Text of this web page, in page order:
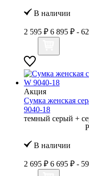
В наличии
2 595 ₽ 6 895 ₽ -
Акция
Сумка женская
9040-18
темный серый +
В наличии
2 695 ₽ 6 695 ₽ -